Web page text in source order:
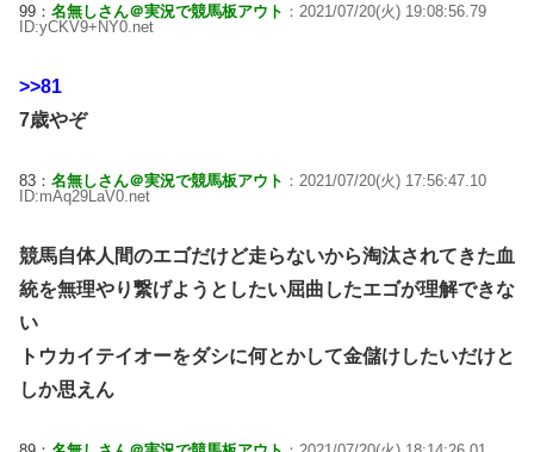
99： 名無しさん＠実況で競馬板アウト ：2021/07/20(火) 19:08:56.79
ID:yCKV9+NY0.net
>>81
7歳やぞ
83： 名無しさん＠実況で競馬板アウト ：2021/07/20(火) 17:56:47.10
ID:mAq29LaV0.net
競馬自体人間のエゴだけど走らないから淘汰されてきた血
統を無理やり繋げようとしたい屈曲したエゴが理解できな
い
トウカイテイオーをダシに何とかして金儲けしたいだけと
しか思えん